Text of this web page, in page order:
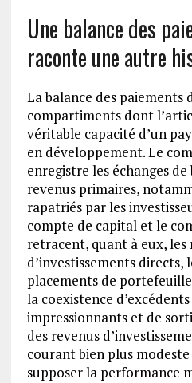
Une balance des
raconte une autre
La balance des paiements
compartiments dont
véritable capacité d’un
en développement. Le
enregistre les échanges
revenus primaires,
rapatriés par les
compte de capital et le
retracent, quant à eux,
d’investissements directs,
placements de
la coexistence
impressionnants et de
des revenus
courant bien plus
supposer la performance